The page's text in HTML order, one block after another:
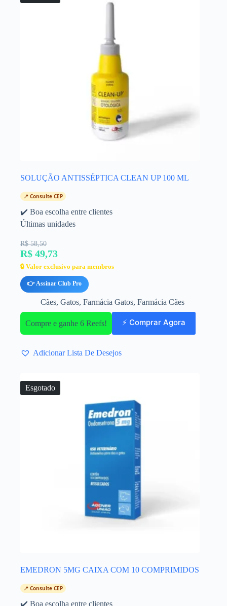
SOLUÇÃO ANTISSÉPTICA CLEAN UP 100 ML
📍 Consulte CEP
✔️ Boa escolha entre clientes
Últimas unidades
R$ 58,50
R$ 49,73
🔒 Valor exclusivo para membros
👉 Assinar Club Pro
Cães, Gatos, Farmácia Gatos, Farmácia Cães
Compre e ganhe 6 Reefs! ⚡ Comprar Agora
Adicionar Lista De Desejos
Esgotado
EMEDRON 5MG CAIXA COM 10 COMPRIMIDOS
📍 Consulte CEP
✔️ Boa escolha entre clientes